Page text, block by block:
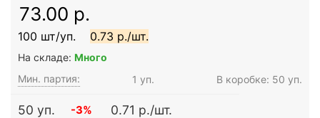
73.00 р.
100 шт/уп. 0.73 р./шт.
На складе: Много
Мин. партия:
1 уп. В коробке: 50 уп.
50 уп. -3%
0.71 р./шт.